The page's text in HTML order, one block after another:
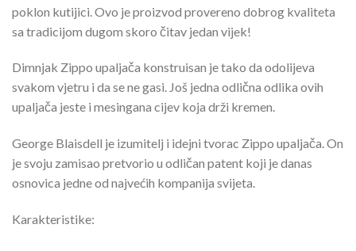
poklon kutijici. Ovo je proizvod provereno dobrog kvaliteta
sa tradicijom dugom skoro čitav jedan vijek!
Dimnjak Zippo upaljača konstruisan je tako da odolijeva
svakom vjetru i da se ne gasi. Još jedna odlična odlika ovih
upaljača jeste i mesingana cijev koja drži kremen.
George Blaisdell je izumitelj i idejni tvorac Zippo upaljača. On
je svoju zamisao pretvorio u odličan patent koji je danas
osnovica jedne od najvećih kompanija svijeta.
Karakteristike: